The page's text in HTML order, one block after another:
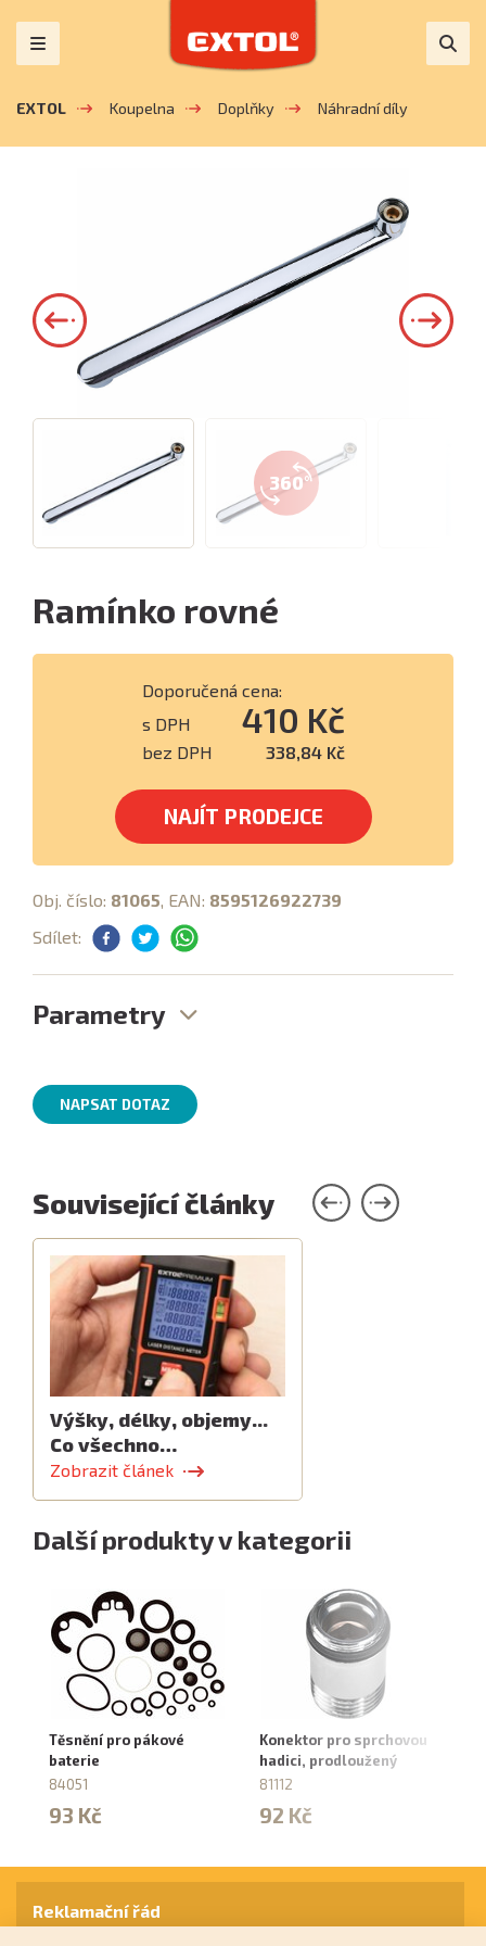
EXTOL Koupelna Doplňky Náhradní díly
360°
Ramínko rovné
Doporučená cena:
s DPH
410 Kč
bez DPH 338,84 Kč
NAJÍT PRODEJCE
Obj. číslo: 81065, EAN: 8595126922739
Sdílet:
Parametry
NAPSAT DOTAZ
Související články
Výšky, délky, objemy...
Co všechno…
Zobrazit článek
Další produkty v kategorii
Těsnění pro pákové
baterie
84051
93 Kč
Konektor pro sprchovou
hadici, prodloužený
81112
92 Kč
Reklamační řád